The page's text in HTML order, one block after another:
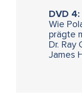
DVD 4:
Wie
prägte
Dr. Ray
James